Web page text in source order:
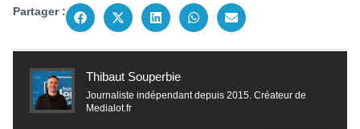
Partager :
Thibaut Souperbie
Journaliste indépendant depuis 2015. Créateur de
Medialot.fr